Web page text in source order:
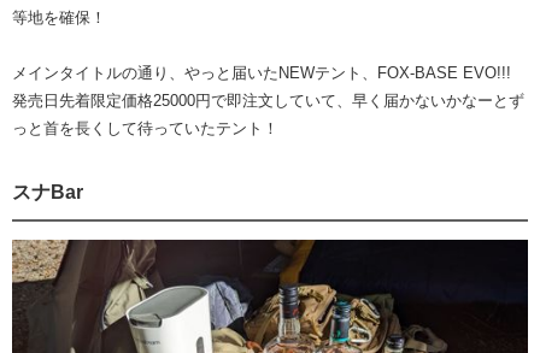
等地を確保！
メインタイトルの通り、やっと届いたNEWテント、FOX-BASE EVO!!!
発売日先着限定価格25000円で即注文していて、早く届かないかなーとず
っと首を長くして待っていたテント！
スナBar